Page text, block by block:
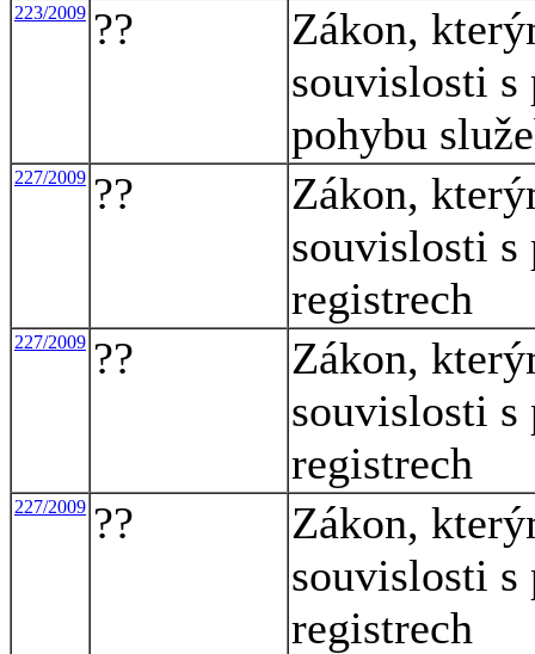
223/2009 ??
Zákon,
souvislosti
pohybu
227/2009 ??
Zákon,
souvislosti s
registrech
227/2009 ??
Zákon,
souvislosti s
registrech
227/2009 ??
Zákon,
souvislosti s
registrech